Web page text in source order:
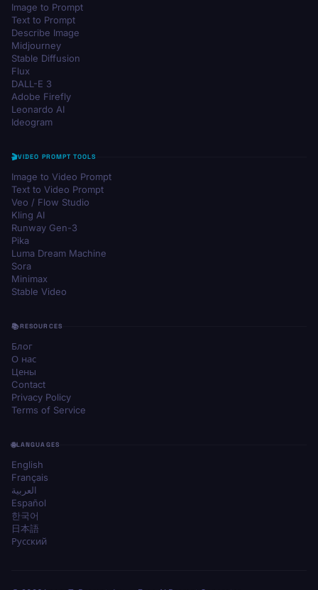
Image to Prompt
Text to Prompt
Describe Image
Midjourney
Stable Diffusion
Flux
DALL-E 3
Adobe Firefly
Leonardo AI
Ideogram
VIDEO PROMPT TOOLS
Image to Video Prompt
Text to Video Prompt
Veo / Flow Studio
Kling AI
Runway Gen-3
Pika
Luma Dream Machine
Sora
Minimax
Stable Video
RESOURCES
Блог
О нас
Цены
Contact
Privacy Policy
Terms of Service
LANGUAGES
English
Français
العربية
Español
한국어
日本語
Русский